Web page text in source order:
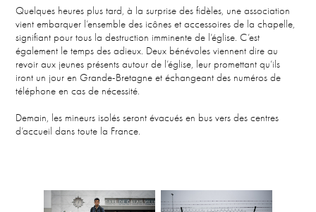
Quelques heures plus tard, à la surprise des fidèles, une association
vient embarquer l’ensemble des icônes et accessoires de la chapelle,
signifiant pour tous la destruction imminente de l’église. C’est
également le temps des adieux. Deux bénévoles viennent dire au
revoir aux jeunes présents autour de l’église, leur promettant qu’ils
iront un jour en Grande-Bretagne et échangeant des numéros de
téléphone en cas de nécessité.​
Demain, les mineurs isolés seront évacués en bus vers des centres
d’accueil dans toute la France.